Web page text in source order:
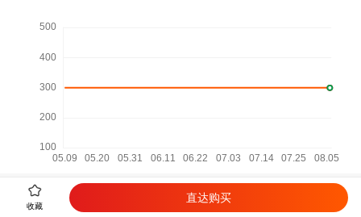
详细参数
收藏
直达购买